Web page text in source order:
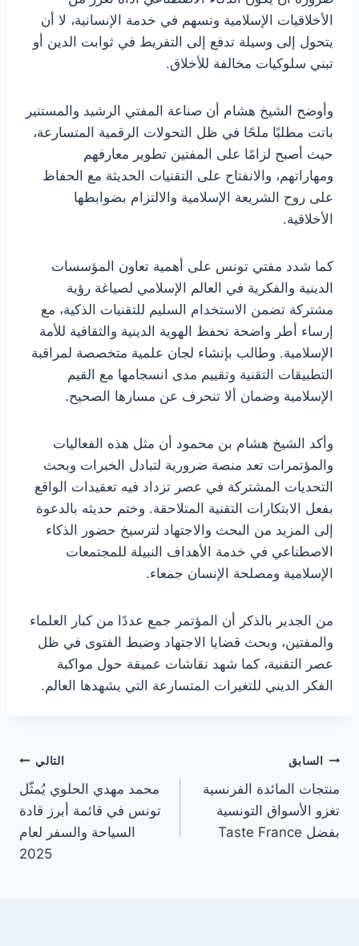
الأخلاقيات الإسلامية وتسهم في خدمة الإنسانية، لا أن
يتحول إلى وسيلة تدفع إلى التفريط في ثوابت الدين أو
تبني سلوكيات مخالفة للأخلاق.
وأوضح الشيخ هشام أن صناعة المفتي الرشيد والمستنير
باتت مطلبًا ملحًا في ظل التحولات الرقمية المتسارعة،
حيث أصبح لزامًا على المفتين تطوير معارفهم
ومهاراتهم، والانفتاح على التقنيات الحديثة مع الحفاظ
على روح الشريعة الإسلامية والالتزام بضوابطها
الأخلاقية.
كما شدد مفتي تونس على أهمية تعاون المؤسسات
الدينية والفكرية في العالم الإسلامي لصياغة رؤية
مشتركة تضمن الاستخدام السليم للتقنيات الذكية، مع
إرساء أطر واضحة تحفظ الهوية الدينية والثقافية للأمة
الإسلامية. وطالب بإنشاء لجان علمية متخصصة لمراقبة
التطبيقات التقنية وتقييم مدى انسجامها مع القيم
الإسلامية وضمان ألا تنحرف عن مسارها الصحيح.
وأكد الشيخ هشام بن محمود أن مثل هذه الفعاليات
والمؤتمرات تعد منصة ضرورية لتبادل الخبرات وبحث
التحديات المشتركة في عصر تزداد فيه تعقيدات الواقع
بفعل الابتكارات التقنية المتلاحقة. وختم حديثه بالدعوة
إلى المزيد من البحث والاجتهاد لترسيخ حضور الذكاء
الاصطناعي في خدمة الأهداف النبيلة للمجتمعات
الإسلامية ومصلحة الإنسان جمعاء.
من الجدير بالذكر أن المؤتمر جمع عددًا من كبار العلماء
والمفتين، وبحث قضايا الاجتهاد وضبط الفتوى في ظل
عصر التقنية، كما شهد نقاشات عميقة حول مواكبة
الفكر الديني للتغيرات المتسارعة التي يشهدها العالم.
تصفّح
المقالات
السابق
منتجات المائدة الفرنسية
تغزو الأسواق التونسية
بفضل Taste France
التالي
محمد مهدي الحلوي يُمثّل
تونس في قائمة أبرز قادة
السياحة والسفر لعام
2025